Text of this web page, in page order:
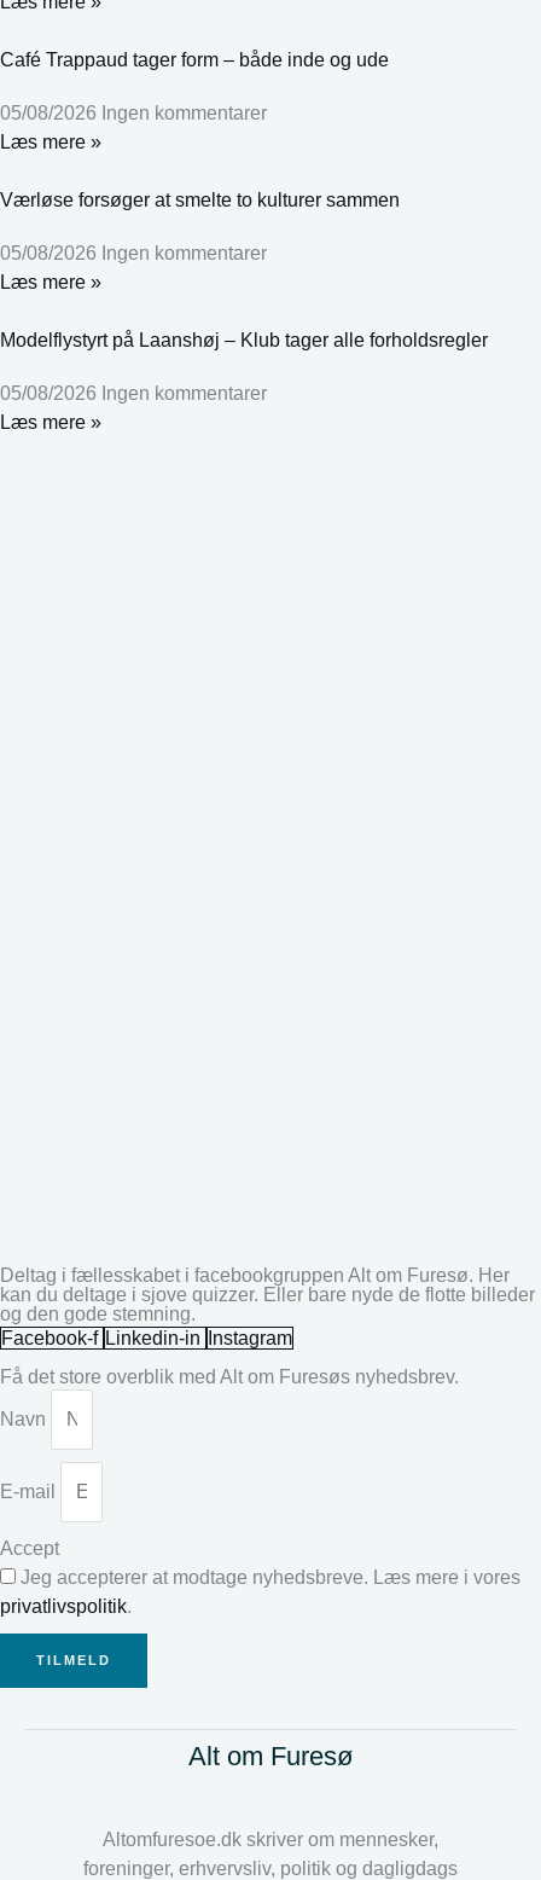
Café Trappaud tager form – både inde og ude
05/08/2026 Ingen kommentarer
Læs mere »
Værløse forsøger at smelte to kulturer sammen
05/08/2026 Ingen kommentarer
Læs mere »
Modelflystyrt på Laanshøj – Klub tager alle forholdsregler
05/08/2026 Ingen kommentarer
Læs mere »
Deltag i fællesskabet i facebookgruppen Alt om Furesø. Her
kan du deltage i sjove quizzer. Eller bare nyde de flotte billeder
og den gode stemning.
Facebook-f Linkedin-in
Instagram
Få det store overblik med Alt om Furesøs nyhedsbrev.
Navn
E-mail
Accept
Jeg accepterer at modtage nyhedsbreve. Læs mere i vores
privatlivspolitik.
TILMELD
Alt om Furesø
Altomfuresoe.dk skriver om mennesker,
foreninger, erhvervsliv, politik og dagligdags